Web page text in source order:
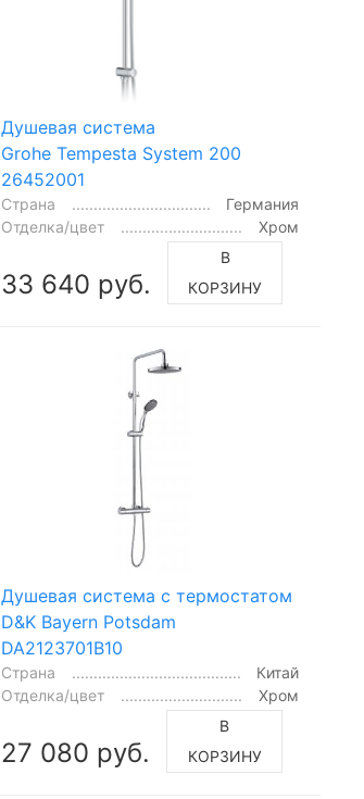
Душевая система
Grohe Tempesta System 200
26452001
Страна
Германия
Отделка/цвет
Хром
33 640 руб.
В
КОРЗИНУ
Душевая система с термостатом
D&K Bayern Potsdam
DA2123701B10
Страна
Китай
Отделка/цвет
Хром
27 080 руб.
В
КОРЗИНУ